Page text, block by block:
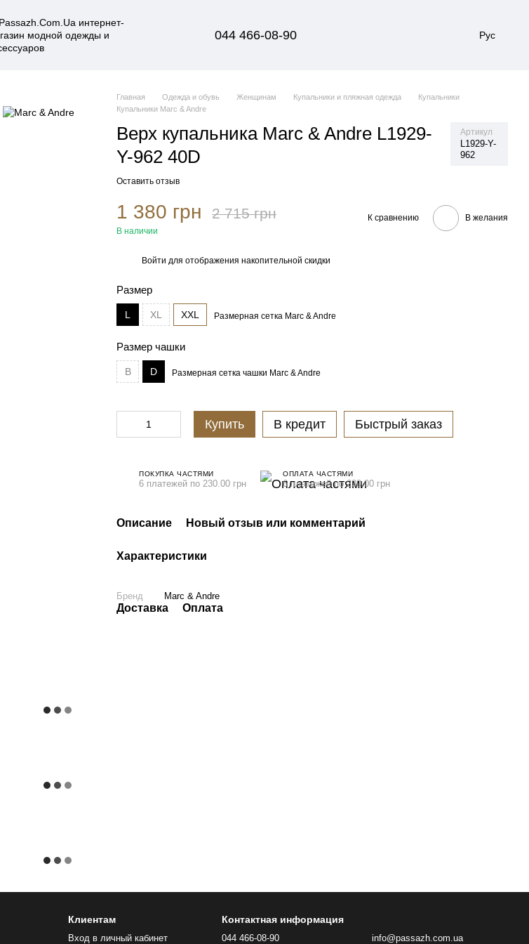
044 466-08-90 Рус
Главная Одежда и обувь Женщинам Купальники и пляжная одежда
Купальники
Купальники Marc & Andre
Верх купальника Marc & Andre L1929-
Y-962 40D
Артикул
L1929-Y-
962
Оставить отзыв
1 380 грн 2 715 грн
В наличии
К сравнению В желания
Войти для отображения накопительной скидки
Размер
L XL XXL Размерная сетка Marc & Andre
Размер чашки
B D Размерная сетка чашки Marc & Andre
Купить В кредит Быстрый заказ
ПОКУПКА ЧАСТЯМИ
6 платежей по 230.00 грн
ОПЛАТА ЧАСТЯМИ
6 платежей по 230.00 грн
Описание Новый отзыв или комментарий
Характеристики
Бренд Marc & Andre
Доставка Оплата
Клиентам
Вход в личный кабинет
Контактная информация
044 466-08-90 info@passazh.com.ua